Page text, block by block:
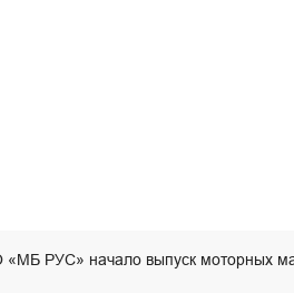
«МБ РУС» начало выпуск моторных